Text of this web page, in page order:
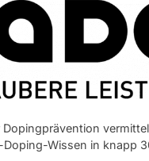
Dopingprävention
Wissen in knapp